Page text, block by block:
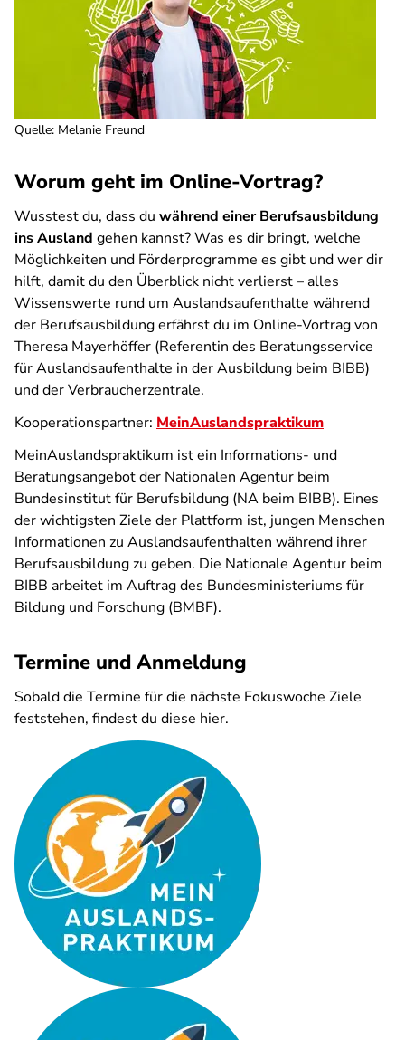
Quelle: Melanie Freund
Worum geht im Online-Vortrag?
Wusstest du, dass du während einer Berufsausbildung
ins Ausland gehen kannst? Was es dir bringt, welche
Möglichkeiten und Förderprogramme es gibt und wer dir
hilft, damit du den Überblick nicht verlierst – alles
Wissenswerte rund um Auslandsaufenthalte während
der Berufsausbildung erfährst du im Online-Vortrag von
Theresa Mayerhöffer (Referentin des Beratungsservice
für Auslandsaufenthalte in der Ausbildung beim BIBB)
und der Verbraucherzentrale.
Kooperationspartner: MeinAuslandspraktikum
MeinAuslandspraktikum ist ein Informations- und
Beratungsangebot der Nationalen Agentur beim
Bundesinstitut für Berufsbildung (NA beim BIBB). Eines
der wichtigsten Ziele der Plattform ist, jungen Menschen
Informationen zu Auslandsaufenthalten während ihrer
Berufsausbildung zu geben. Die Nationale Agentur beim
BIBB arbeitet im Auftrag des Bundesministeriums für
Bildung und Forschung (BMBF).
Termine und Anmeldung
Sobald die Termine für die nächste Fokuswoche Ziele
feststehen, findest du diese hier.